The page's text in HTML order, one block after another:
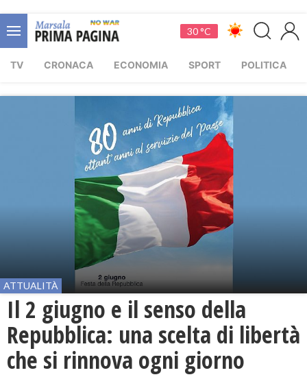
30 °C
TV CRONACA ECONOMIA SPORT POLITICA
ATTUALITÀ
Il 2 giugno e il senso della
Repubblica: una scelta di libertà
che si rinnova ogni giorno